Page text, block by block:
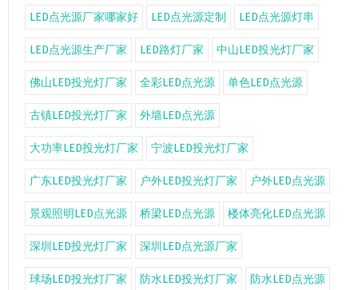
LED点光源厂家哪家好 LED点光源定制 LED点光源灯串
LED点光源生产厂家 LED路灯厂家 中山LED投光灯厂家
佛山LED投光灯厂家 全彩LED点光源 单色LED点光源
古镇LED投光灯厂家 外墙LED点光源
大功率LED投光灯厂家 宁波LED投光灯厂家
广东LED投光灯厂家 户外LED投光灯厂家 户外LED点光源
景观照明LED点光源 桥梁LED点光源 楼体亮化LED点光源
深圳LED投光灯厂家 深圳LED点光源厂家
球场LED投光灯厂家 防水LED投光灯厂家 防水LED点光源